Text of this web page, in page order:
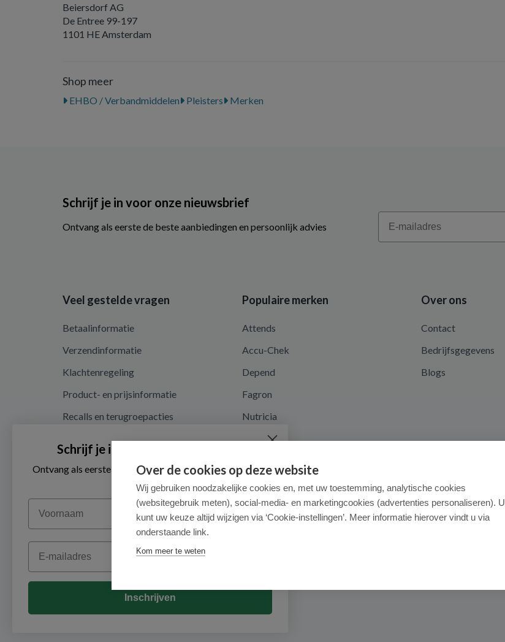
Beiersdorf AG
De Entree 99-197
1101 HE Amsterdam
Shop meer
EHBO / Verbandmiddelen Pleisters Merken
Schrijf je in voor onze nieuwsbrief
Ontvang als eerste de beste aanbiedingen en persoonlijk advies
Email
Veel gestelde vragen
Betaalinformatie
Verzendinformatie
Klachtenregeling
Product- en prijsinformatie
Recalls en terugroepacties
Privacy en cookieverklaring
Cookie instellingen
Algemene voorwaarden
Herroepingsrecht en retouren
Populaire merken
Attends
Accu-Chek
Depend
Fagron
Nutricia
Over ons
Contact
Bedrijfsgegevens
Blogs
Over de cookies op deze website
Wij gebruiken noodzakelijke cookies en, met uw toestemming, analytische cookies
(websitegebruik meten), social-media- en marketingcookies (advertenties personaliseren). U
kunt uw keuze altijd wijzigen via ‘Cookie-instellingen’. Meer informatie hierover vindt u via
onderstaande link.
Kom meer te weten
Schrijf je in voor onze nieuwsbrief
Ontvang als eerste de beste aanbiedingen en persoonlijk
Voornaam
Email
Inschrijven